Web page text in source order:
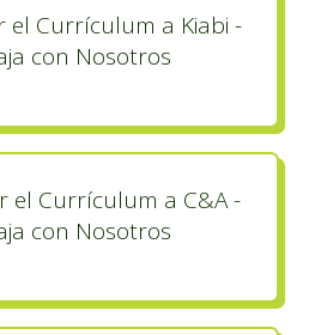
el Currículum a Kiabi -
con Nosotros
el Currículum a C&A -
con Nosotros